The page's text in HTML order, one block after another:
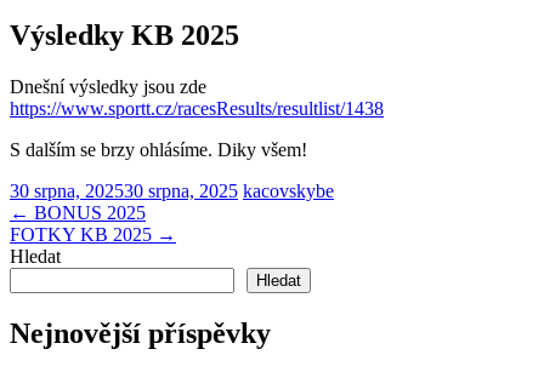
Výsledky KB 2025
Dnešní výsledky jsou zde
https://www.sportt.cz/racesResults/resultlist/1438
S dalším se brzy ohlásíme. Diky všem!
30 srpna, 202530 srpna, 2025 kacovskybe
Navigace
příspěvku
← BONUS 2025
FOTKY KB 2025 →
Widgety
Hledat
Hledat
Nejnovější příspěvky